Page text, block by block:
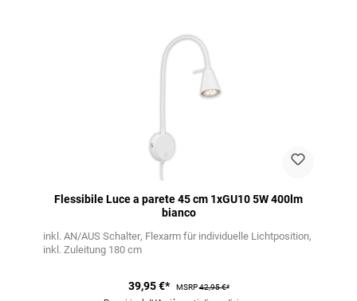
Flessibile Luce a parete 45 cm 1xGU10 5W 400lm
bianco
inkl. AN/AUS Schalter Flexarm für individuelle Lichtposition
inkl. Zuleitung 180 cm
39,95 €* MSRP42,95 €*